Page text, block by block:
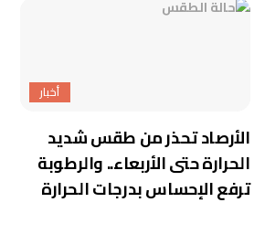
أخبار
الأرصاد تحذر من طقس شديد
الحرارة حتى الأربعاء.. والرطوبة
ترفع الإحساس بدرجات الحرارة